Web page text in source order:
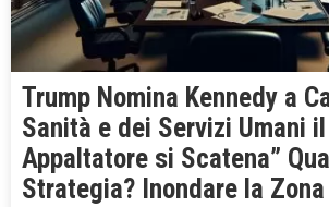
Trump Nomina Kennedy a
Sanità e dei Servizi Umani
Appaltatore si Scatena”
Strategia? Inondare la Zona